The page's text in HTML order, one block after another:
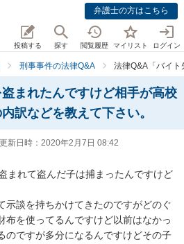
弁護士の方はこちら
投稿する 探す 閲覧履歴 マイリスト ログイン
刑事事件の法律Q&A 法律Q&A「バイ
まれたんですけど相手が高校
訳などを教えて下さい。
更新日時： 2020年2月7日 08:42
まれて盗んだ子は捕まったんですけど
示談を持ちかけてきたのですがどのぐ
布を使ってるんですけど以前はなかっ
のですが多分になるんですけどその子